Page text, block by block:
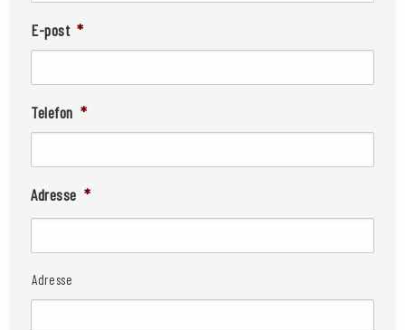
E-post *
Telefon *
Adresse *
Adresse